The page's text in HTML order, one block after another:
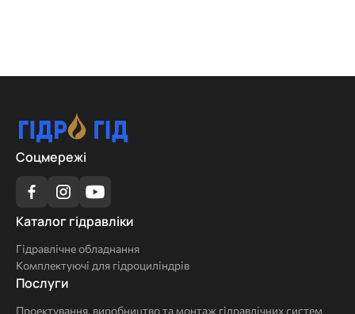
Соцмережі
Каталог
Каталог гідравліки
Гідравлічне обладнання
Комплектуючі для гідроциліндрів
Послуги
Послуги
Проектування, виробництво та монтаж гідравлічних систем